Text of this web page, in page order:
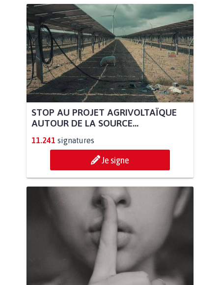
STOP AU PROJET AGRIVOLTAÏQUE
AUTOUR DE LA SOURCE...
11.241 signatures
Je signe